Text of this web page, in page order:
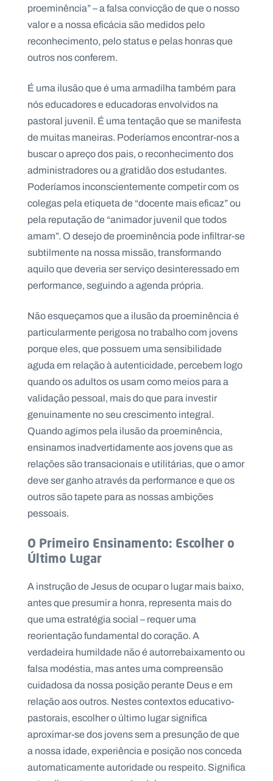
proeminência” – a falsa convicção de que o nosso
valor e a nossa eficácia são medidos pelo
reconhecimento, pelo status e pelas honras que
outros nos conferem.
É uma ilusão que é uma armadilha também para
nós educadores e educadoras envolvidos na
pastoral juvenil. É uma tentação que se manifesta
de muitas maneiras. Poderíamos encontrar-nos a
buscar o apreço dos pais, o reconhecimento dos
administradores ou a gratidão dos estudantes.
Poderíamos inconscientemente competir com os
colegas pela etiqueta de “docente mais eficaz” ou
pela reputação de “animador juvenil que todos
amam”. O desejo de proeminência pode infiltrar-se
subtilmente na nossa missão, transformando
aquilo que deveria ser serviço desinteressado em
performance, seguindo a agenda própria.
Não esqueçamos que a ilusão da proeminência é
particularmente perigosa no trabalho com jovens
porque eles, que possuem uma sensibilidade
aguda em relação à autenticidade, percebem logo
quando os adultos os usam como meios para a
validação pessoal, mais do que para investir
genuinamente no seu crescimento integral.
Quando agimos pela ilusão da proeminência,
ensinamos inadvertidamente aos jovens que as
relações são transacionais e utilitárias, que o amor
deve ser ganho através da performance e que os
outros são tapete para as nossas ambições
pessoais.
O Primeiro Ensinamento: Escolher o
Último Lugar
A instrução de Jesus de ocupar o lugar mais baixo,
antes que presumir a honra, representa mais do
que uma estratégia social – requer uma
reorientação fundamental do coração. A
verdadeira humildade não é autorrebaixamento ou
falsa modéstia, mas antes uma compreensão
cuidadosa da nossa posição perante Deus e em
relação aos outros. Nestes contextos educativo-
pastorais, escolher o último lugar significa
aproximar-se dos jovens sem a presunção de que
a nossa idade, experiência e posição nos conceda
automaticamente autoridade ou respeito. Significa